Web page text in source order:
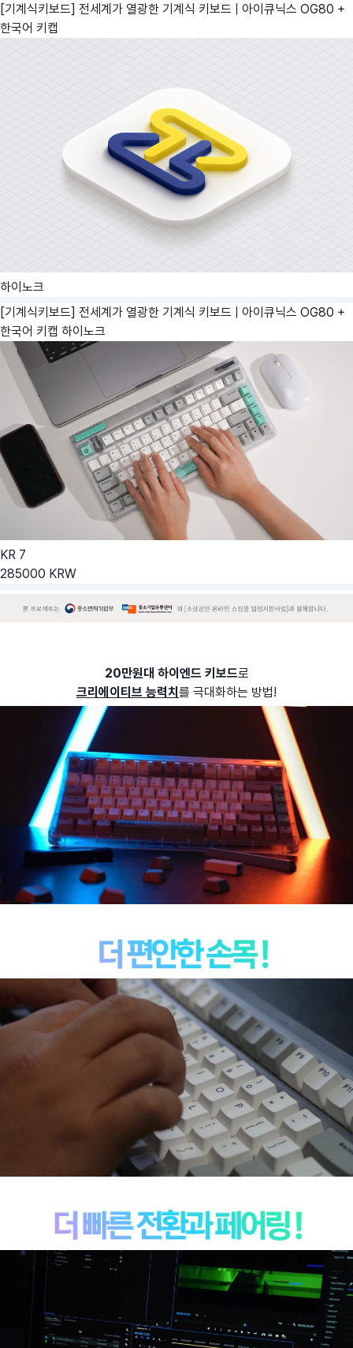
[기계식키보드] 전세계가 열광한 기계식 키보드 | 아이큐닉스 OG80 +
한국어 키캡
하이노크
[기계식키보드] 전세계가 열광한 기계식 키보드 | 아이큐닉스 OG80 +
한국어 키캡 하이노크
KR 7
285000 KRW
20만원대 하이엔드 키보드로
크리에이티브 능력치 를 극대화하는 방법!